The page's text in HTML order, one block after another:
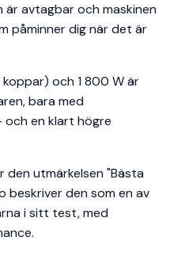
avtagbar och maskinen
påminner dig när det är
och 1 800 W är
bara med
en klart högre
den utmärkelsen "Bästa
beskriver den som en av
i sitt test, med